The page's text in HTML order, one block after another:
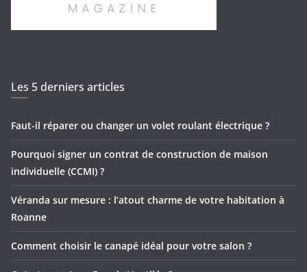
Les 5 derniers articles
Faut-il réparer ou changer un volet roulant électrique ?
Pourquoi signer un contrat de construction de maison
individuelle (CCMI) ?
Véranda sur mesure : l’atout charme de votre habitation à
Roanne
Comment choisir le canapé idéal pour votre salon ?